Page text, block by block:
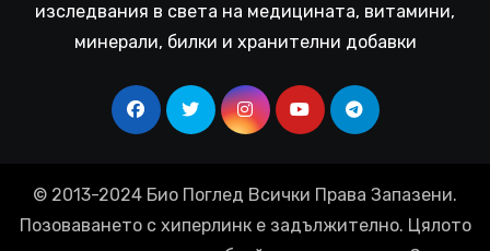
изследвания в света на медицината, витамини,
минерали, билки и хранителни добавки
© 2013-2024 Био Поглед Всички Права Запазени.
Позоваването с хиперлинк е задължително. Цялото